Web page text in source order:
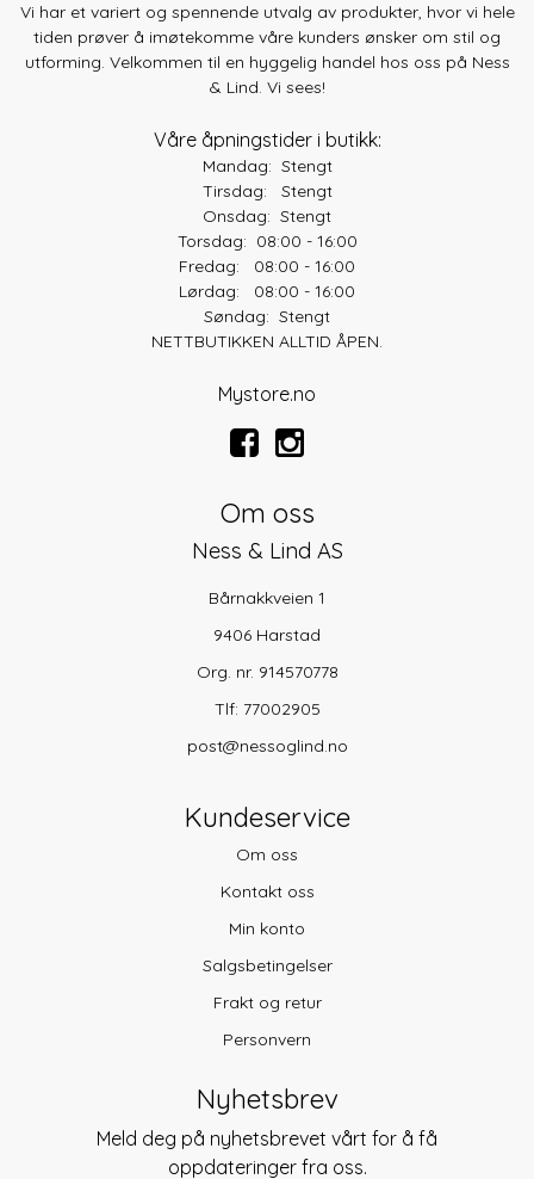
Vi har et variert og spennende utvalg av produkter, hvor vi hele
tiden prøver å imøtekomme våre kunders ønsker om stil og
utforming. Velkommen til en hyggelig handel hos oss på Ness
& Lind. Vi sees!
Våre åpningstider i butikk:
Mandag: Stengt
Tirsdag: Stengt
Onsdag: Stengt
Torsdag: 08:00 - 16:00
Fredag: 08:00 - 16:00
Lørdag: 08:00 - 16:00
Søndag: Stengt
NETTBUTIKKEN ALLTID ÅPEN.
Mystore.no
Om oss
Ness & Lind AS
Bårnakkveien 1
9406 Harstad
Org. nr. 914570778
Tlf: 77002905
post@nessoglind.no
Kundeservice
Om oss
Kontakt oss
Min konto
Salgsbetingelser
Frakt og retur
Personvern
Nyhetsbrev
Meld deg på nyhetsbrevet vårt for å få
oppdateringer fra oss.